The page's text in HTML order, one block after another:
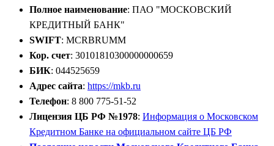
Полное наименование: ПАО "МОСКОВСКИЙ
КРЕДИТНЫЙ БАНК"
SWIFT: MCRBRUMM
Кор. счет: 30101810300000000659
БИК: 044525659
Адрес сайта: https://mkb.ru
Телефон: 8 800 775-51-52
Лицензия ЦБ РФ №1978: Информация о Московском
Кредитном Банке на официальном сайте ЦБ РФ